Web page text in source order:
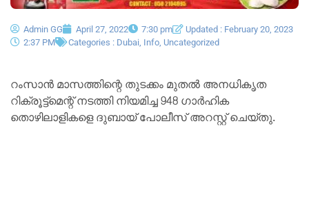
Admin GG April 27, 2022 7:30 pm
Updated : February 20, 2023
2:37 PM
Categories : Dubai Info Uncategorized
റംസാൻ മാസത്തിന്റെ തുടക്കം മുതൽ അനധികൃത
റിക്രൂട്ട്‌മെന്റ് നടത്തി നിയമിച്ച 948 ഗാർഹിക
തൊഴിലാളികളെ ദുബായ് പോലീസ് അറസ്റ്റ് ചെയ്തു.